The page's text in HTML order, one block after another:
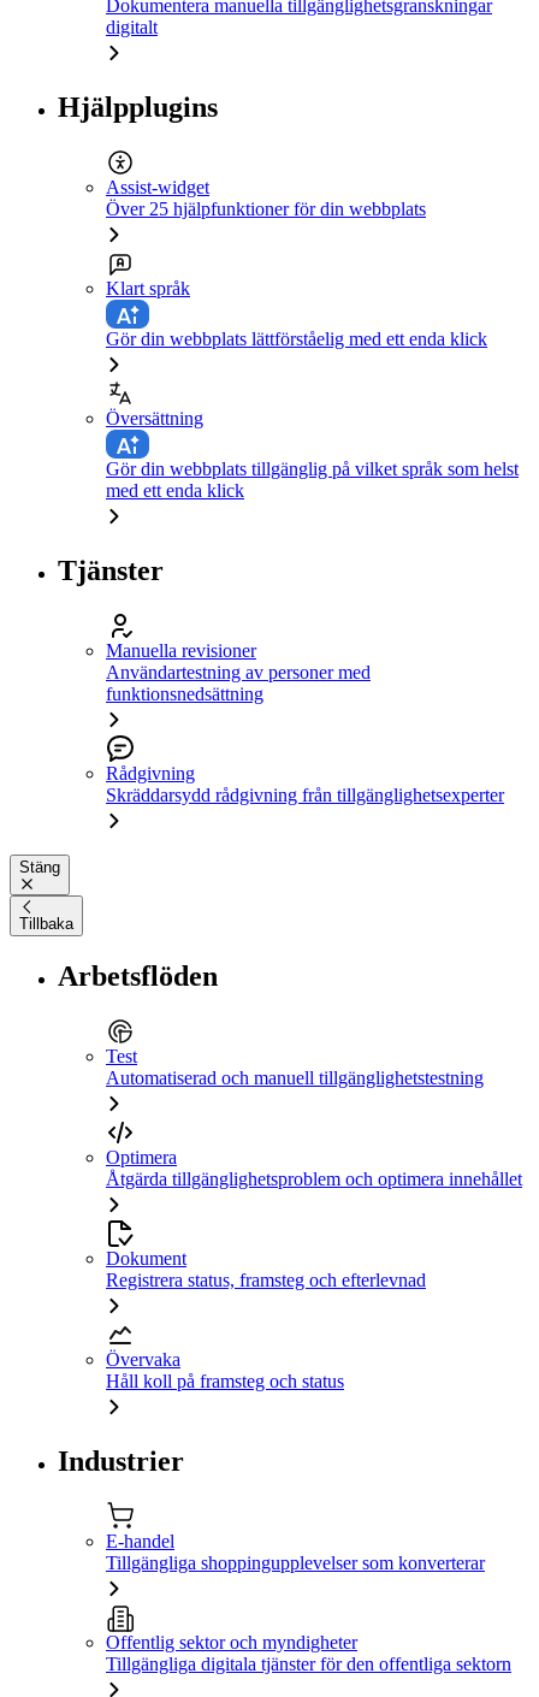
Dokumentera manuella tillgänglighetsgranskningar
digitalt
Hjälpplugins
Assist-widget
Över 25 hjälpfunktioner för din webbplats
Klart språk
Gör din webbplats lättförståelig med ett enda klick
Översättning
Gör din webbplats tillgänglig på vilket språk som helst
med ett enda klick
Tjänster
Manuella revisioner
Användartestning av personer med
funktionsnedsättning
Rådgivning
Skräddarsydd rådgivning från tillgänglighetsexperter
Stäng
Tillbaka
Arbetsflöden
Test
Automatiserad och manuell tillgänglighetstestning
Optimera
Åtgärda tillgänglighetsproblem och optimera innehållet
Dokument
Registrera status, framsteg och efterlevnad
Övervaka
Håll koll på framsteg och status
Industrier
E-handel
Tillgängliga shoppingupplevelser som konverterar
Offentlig sektor och myndigheter
Tillgängliga digitala tjänster för den offentliga sektorn